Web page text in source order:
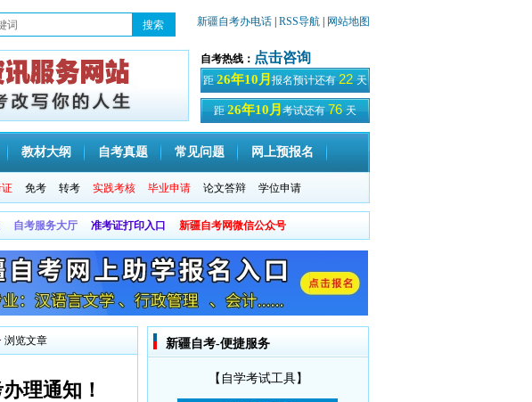
新疆自考办电话 RSS导航 网站地图
自考热线： 点击咨询
距 26年10月 报名预计还有 22 天
距 26年10月 考试还有 76 天
教材大纲 自考真题 常见问题 网上预报名
免考 转考 实践考核 毕业申请 论文答辩 学位申请
自考服务大厅 准考证打印入口 新疆自考网微信公众号
浏览文章
理通知！
新疆自考-便捷服务
【自学考试工具】